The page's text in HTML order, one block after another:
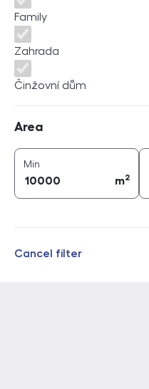
Family
Zahrada
Činžovní dům
Area
Min
m2
Cancel filter